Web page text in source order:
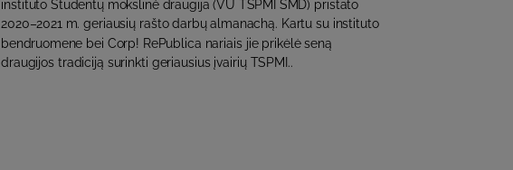
instituto Studentų mokslinė draugija (VU TSPMI SMD) pristato
2020–2021 m. geriausių rašto darbų almanachą. Kartu su instituto
bendruomene bei Corp! RePublica nariais jie prikėlė seną
draugijos tradiciją surinkti geriausius įvairių TSPMI..